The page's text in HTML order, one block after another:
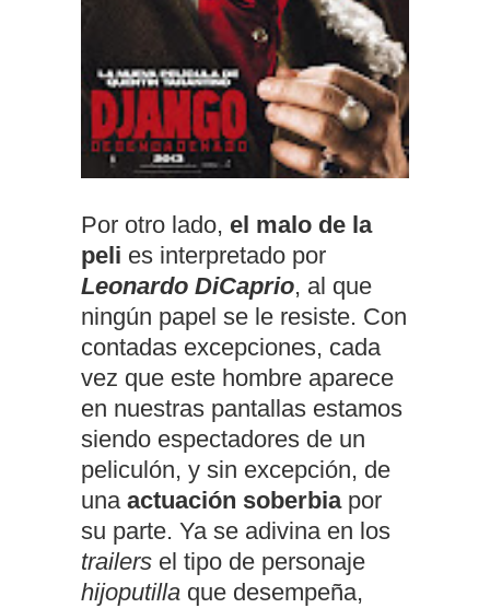
Por otro lado, el malo de la
peli es interpretado por
Leonardo DiCaprio, al que
ningún papel se le resiste. Con
contadas excepciones, cada
vez que este hombre aparece
en nuestras pantallas estamos
siendo espectadores de un
peliculón, y sin excepción, de
una actuación soberbiapor
su parte. Ya se adivina en los
trailers el tipo de personaje
hijoputilla que desempeña,